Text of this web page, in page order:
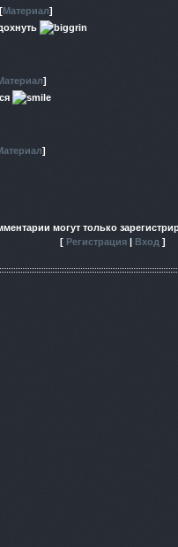
[Материал]
]
]
могут только
[ Регистрация Вход ]